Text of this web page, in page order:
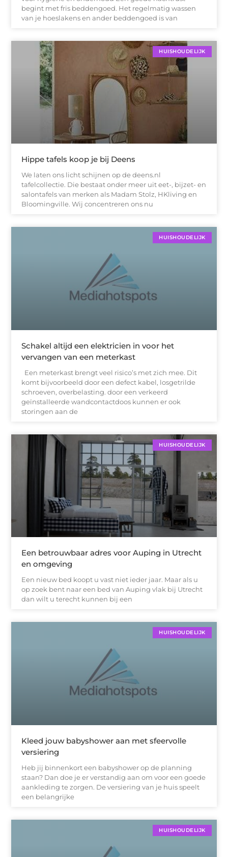
begint met fris beddengoed. Het regelmatig wassen
van je hoeslakens en ander beddengoed is van
HUISHOUDELIJK
Hippe tafels koop je bij Deens
We laten ons licht schijnen op de deens.nl
tafelcollectie. Die bestaat onder meer uit eet-, bijzet- en
salontafels van merken als Madam Stolz, HKliving en
Bloomingville. Wij concentreren ons nu
HUISHOUDELIJK
Schakel altijd een elektricien in voor het
vervangen van een meterkast
Een meterkast brengt veel risico’s met zich mee. Dit
komt bijvoorbeeld door een defect kabel, losgetrilde
schroeven, overbelasting. door een verkeerd
geïnstalleerde wandcontactdoos kunnen er ook
storingen aan de
HUISHOUDELIJK
Een betrouwbaar adres voor Auping in Utrecht
en omgeving
Een nieuw bed koopt u vast niet ieder jaar. Maar als u
op zoek bent naar een bed van Auping vlak bij Utrecht
dan wilt u terecht kunnen bij een
HUISHOUDELIJK
Kleed jouw babyshower aan met sfeervolle
versiering
Heb jij binnenkort een babyshower op de planning
staan? Dan doe je er verstandig aan om voor een goede
aankleding te zorgen. De versiering van je huis speelt
een belangrijke
HUISHOUDELIJK